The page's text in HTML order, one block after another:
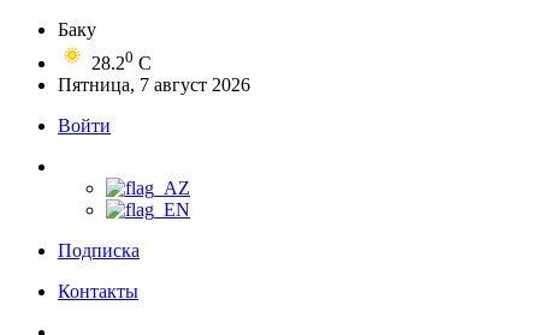
Баку
28.20 C
Пятница, 7 август 2026
Войти
Подписка
Контакты